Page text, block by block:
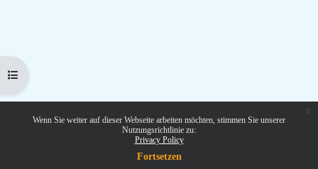
Wenn Sie weiter auf dieser Webseite arbeiten möchten, stimmen Sie unserer
Nutzungsrichtlinie zu:
Privacy Policy
Fortsetzen
Kursindex öffnen